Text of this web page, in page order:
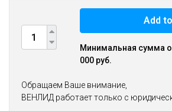
Add
Минимальная сумма
000 руб.
Обращаем Ваше внимание,
ВЕНЛИД работает только с